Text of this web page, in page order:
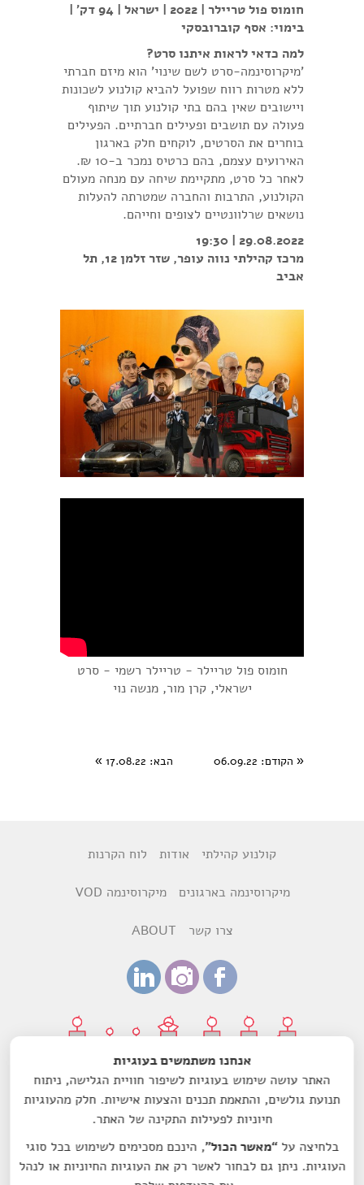
חומוס פול טריילר | 2022 | ישראל | 94 דק' |
בימוי: אסף קוברובסקי
למה כדאי לראות איתנו סרט?
'מיקרוסינמה-סרט לשם שינוי' הוא מיזם חברתי
ללא מטרות רווח שפועל להביא קולנוע לשכונות
ויישובים שאין בהם בתי קולנוע תוך שיתוף
פעולה עם תושבים ופעילים חברתיים. הפעילים
בוחרים את הסרטים, לוקחים חלק בארגון
האירועים עצמם, בהם כרטיס נמכר ב-10 ₪.
לאחר כל סרט, מתקיימת שיחה עם מנחה מעולם
הקולנוע, התרבות והחברה שמטרתה להעלות
נושאים שרלוונטיים לצופים וחייהם.
29.08.2022 | 19:30
מרכז קהילתי נווה עופר, שזר זלמן 12, תל
אביב
חומוס פול טריילר - טריילר רשמי - סרט
ישראלי, קרן מור, מנשה נוי
« הקודם: 06.09.22 הבא: 17.08.22
»
קולנוע קהילתי אודות לוח הקרנות
מיקרוסינמה בארגונים מיקרוסינמה VOD
צרו קשר ABOUT
עיצוב: רותם ביקסנשפנר ודנה הדר
עמותת מיקרוסינמה-סרט לשם שינוי הנה עמותה רשומה מס'
לפי סעיף 46 לפקודת מס הכנסה.
אנחנו משתמשים בעוגיות
האתר עושה שימוש בעוגיות לשיפור חוויית הגלישה, ניתוח
תנועת גולשים, והתאמת תכנים והצעות אישיות. חלק מהעוגיות
חיוניות לפעילות התקינה של האתר.
בלחיצה על“מאשר הכול”, הינכם מסכימים לשימוש בכל סוגי
העוגיות. ניתן גם לבחור לאשר רק את העוגיות החיוניות או לנהל